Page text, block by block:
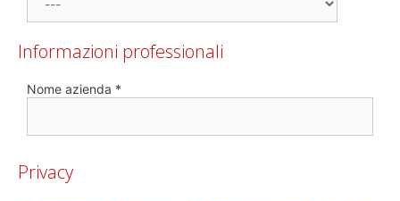
Informazioni professionali
Nome azienda *
Privacy